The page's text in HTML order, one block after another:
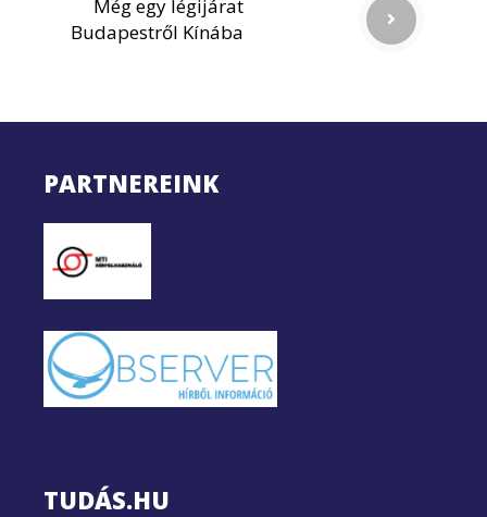
Még egy légijárat
Budapestről Kínába
PARTNEREINK
TUDÁS.HU